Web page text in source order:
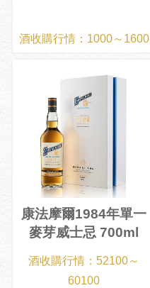
酒收購行情：1000～1600
康法摩爾1984年單一
麥芽威士忌 700ml
酒收購行情：52100～
60100